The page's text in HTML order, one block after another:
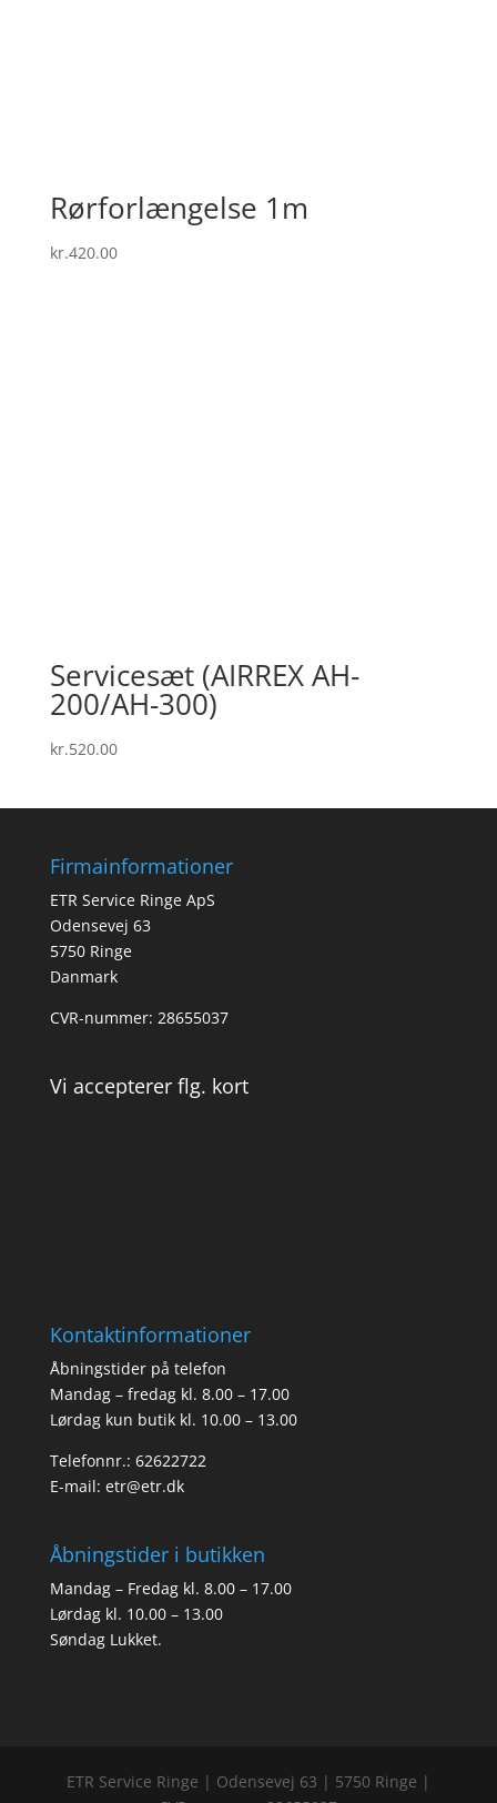
Rørforlængelse 1m
kr.420.00
Servicesæt (AIRREX AH-
200/AH-300)
kr.520.00
Firmainformationer
ETR Service Ringe ApS
Odensevej 63
5750 Ringe
Danmark
CVR-nummer: 28655037
Vi accepterer flg. kort
Kontaktinformationer
Åbningstider på telefon
Mandag – fredag kl. 8.00 – 17.00
Lørdag kun butik kl. 10.00 – 13.00
Telefonnr.: 62622722
E-mail: etr@etr.dk
Åbningstider i butikken
Mandag – Fredag kl. 8.00 – 17.00
Lørdag kl. 10.00 – 13.00
Søndag Lukket.
ETR Service Ringe | Odensevej 63 | 5750 Ringe |